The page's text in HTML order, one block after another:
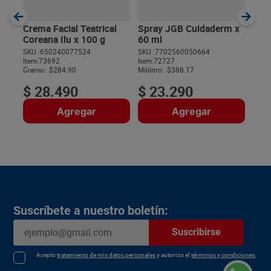
Crema Facial Teatrical
Coreana Ilu x 100 g
SKU :650240077524
Item:73692
Gramo: $284.90
$ 28.490
Agregar
Spray JGB Cuidaderm x
60 ml
SKU :7702560050664
Item:72727
Mililitro: $388.17
$ 23.290
Agregar
Suscríbete a nuestro boletín:
Suscribirse
Aceptotratamiento de mis datos personalesy autorizo eltérminos y condiciones